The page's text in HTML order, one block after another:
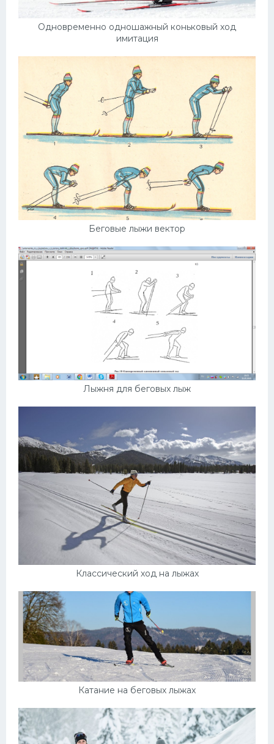
Одновременно одношажный коньковый ход
имитация
Беговые лыжи вектор
Лыжня для беговых лыж
Классический ход на лыжах
Катание на беговых лыжах